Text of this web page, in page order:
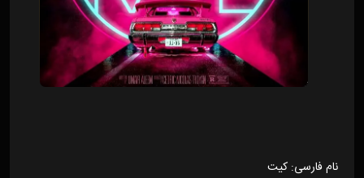
نام فارسی: کیت